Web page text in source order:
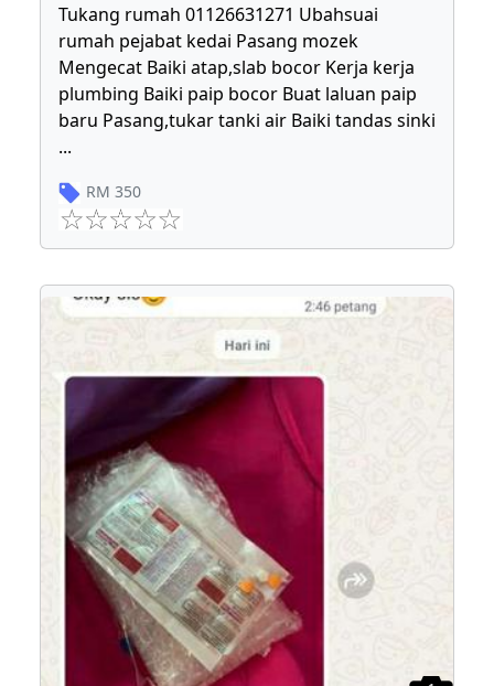
Tukang rumah 01126631271 Ubahsuai
rumah pejabat kedai Pasang mozek
Mengecat Baiki atap,slab bocor Kerja kerja
plumbing Baiki paip bocor Buat laluan paip
baru Pasang,tukar tanki air Baiki tandas sinki
...
RM 350